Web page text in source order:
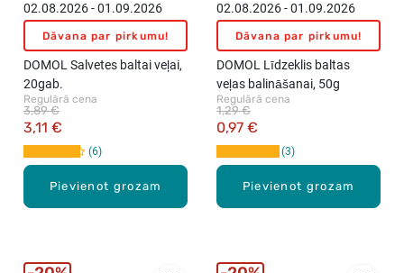
Pievienot grozam
02.08.2026 - 01.09.2026
Dāvana par pirkumu!
DOMOL Salvetes baltai veļai,
20gab.
Regulārā cena
3,11 €
3,89 €
6
Pievienot grozam
02.08.2026 - 01.09.2026
Dāvana par pirkumu!
DOMOL Līdzeklis baltas
veļas balināšanai, 50g
Regulārā cena
0,97 €
1,29 €
3